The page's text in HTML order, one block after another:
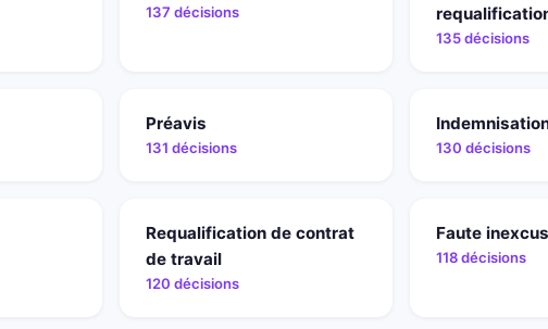
137 décisions
135 décisions
Préavis
131 décisions 130 décisions
Requalification de contrat
de travail
120 décisions
Faute
118 décisions